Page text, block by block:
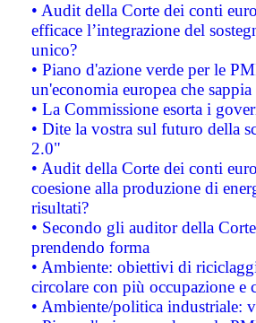
• Audit della Corte dei conti
efficace l’integrazione del
unico?
• Piano d'azione verde per le
un'economia europea che
• La Commissione esorta i
• Dite la vostra sul futuro della
2.0"
• Audit della Corte dei conti
coesione alla produzione di
risultati?
• Secondo gli auditor della
prendendo forma
• Ambiente: obiettivi di
circolare con più occupazione e
• Ambiente/politica industriale: